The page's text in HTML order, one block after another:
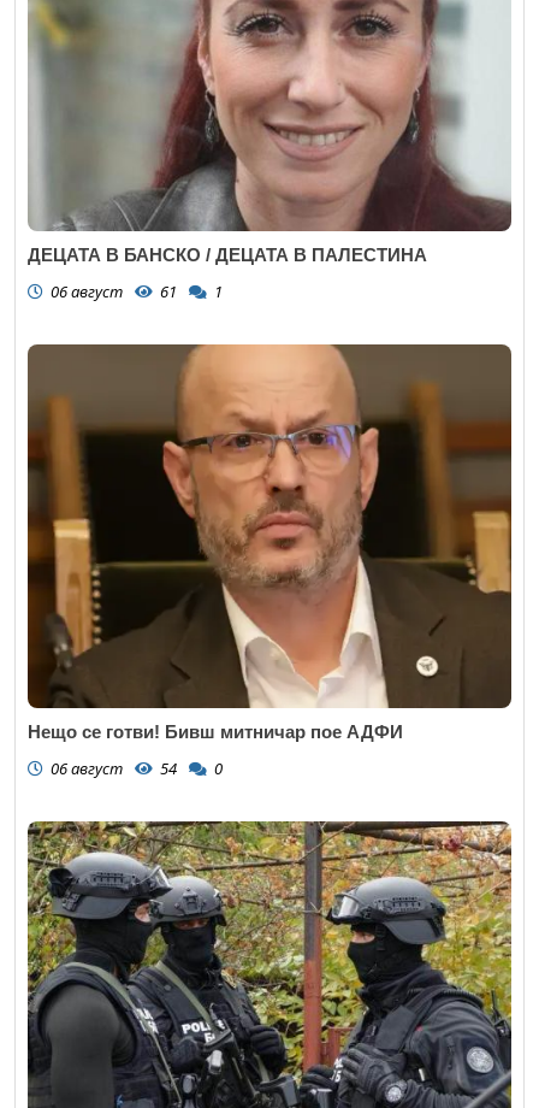
ДЕЦАТА В БАНСКО / ДЕЦАТА В ПАЛЕСТИНА
06 август 61 1
Нещо се готви! Бивш митничар пое АДФИ
06 август 54 0